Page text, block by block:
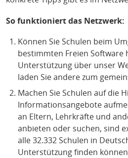
So funktioniert das Netzwerk:
Können Sie Schulen beim
bestimmten Freien Software
Unterstützung über unser
laden Sie andere zum
Machen Sie Schulen auf die
Informationsangebote
an Eltern, Lehrkräfte und
anbieten oder suchen, sind
alle 32.332 Schulen in
Unterstützung finden